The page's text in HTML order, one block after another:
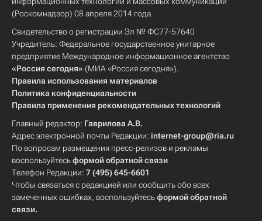
(Роскомнадзор) 08 апреля 2014 года.
Свидетельство о регистрации Эл № ФС77-57640
Учредитель: Федеральное государственное унитарное
предприятие Международное информационное агентство
«Россия сегодня» (МИА «Россия сегодня»).
Правила использования материалов
Политика конфиденциальности
Правила применения рекомендательных технологий
Главный редактор: Гаврилова А.В.
Адрес электронной почты Редакции: internet-group@ria.ru
По вопросам размещения пресс-релизов и рекламы
воспользуйтесьформой обратной связи
Телефон Редакции: 7 (495) 645-6601
Чтобы связаться с редакцией или сообщить обо всех
замеченных ошибках, воспользуйтесьформой обратной
связи.